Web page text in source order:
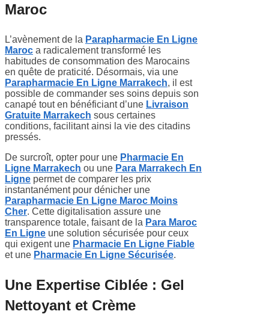
Maroc
L’avènement de la Parapharmacie En Ligne
Maroc a radicalement transformé les
habitudes de consommation des Marocains
en quête de praticité. Désormais, via une
Parapharmacie En Ligne Marrakech, il est
possible de commander ses soins depuis son
canapé tout en bénéficiant d’une Livraison
Gratuite Marrakech sous certaines
conditions, facilitant ainsi la vie des citadins
pressés.
De surcroît, opter pour une Pharmacie En
Ligne Marrakech ou une Para Marrakech En
Ligne permet de comparer les prix
instantanément pour dénicher une
Parapharmacie En Ligne Maroc Moins
Cher. Cette digitalisation assure une
transparence totale, faisant de la Para Maroc
En Ligne une solution sécurisée pour ceux
qui exigent une Pharmacie En Ligne Fiable
et une Pharmacie En Ligne Sécurisée.
Une Expertise Ciblée : Gel
Nettoyant et Crème